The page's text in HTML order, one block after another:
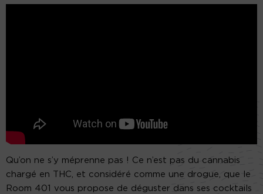
Qu’on ne s’y méprenne pas ! Ce n’est pas du cannabis
chargé en THC, et considéré comme une drogue, que le
Room 401 vous propose de déguster dans ses cocktails